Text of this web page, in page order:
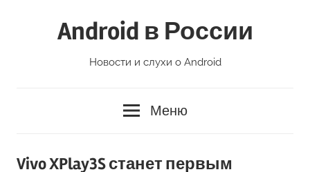
Android в России
Новости и слухи о Android
Меню
Vivo XPlay3S станет первым